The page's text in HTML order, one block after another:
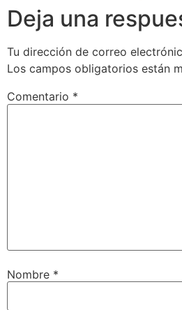
Deja una
Tu dirección de correo
Los campos obligatorios están
Comentario *
Nombre *